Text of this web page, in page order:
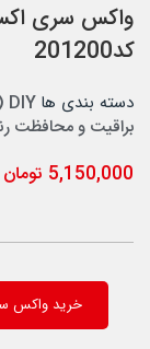
کد201200
دسته بندی ها DIY (مخصوص کاربران عادی)
براقیت و محافظت
5,150,000 تومان
خرید واکس سری